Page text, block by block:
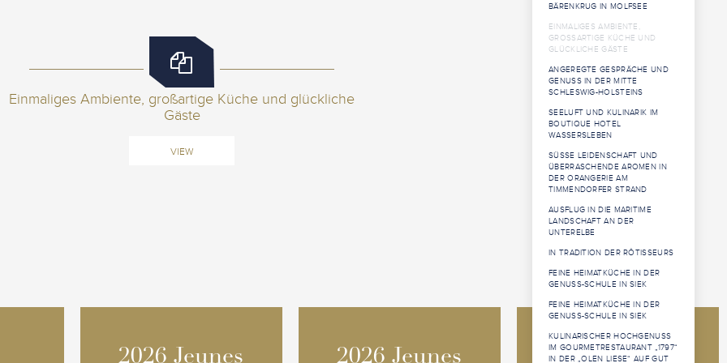
Einmaliges Ambiente, großartige Küche und glückliche
Gäste
VIEW
BÄRENKRUG IN MOLFSEE
EINMALIGES AMBIENTE,
GROSSARTIGE KÜCHE UND G
LÜCKLICHE GÄSTE
ANGEREGTE GESPRÄCHE UND
GENUSS IN DER MITTE
SCHLESWIG-HOLSTEINS
SEELUFT UND KULINARIK IM
BOUTIQUE HOTEL
WASSERSLEBEN
SÜSSE LEIDENSCHAFT UND Ü
BERRASCHENDE AROMEN IN D
ER ORANGERIE AM T
IMMENDORFER STRAND
AUSFLUG IN DIE MARITIME
LANDSCHAFT AN DER
UNTERELBE
IN TRADITION DER RÔTISSEURS
FEINE HEIMATKÜCHE IN DER
GENUSS-SCHULE IN SIEK
FEINE HEIMATKÜCHE IN DER
GENUSS-SCHULE IN SIEK
KULINARISCHER HOCHGENUSS
IM GOURMETRESTAURANT „1797“
IN DER „OLEN LIESE“ AUF GUT
2026 Jeunes
2026 Jeunes
2026 Jeunes
2026 Jeunes
2026 Jeunes
2026 Jeunes